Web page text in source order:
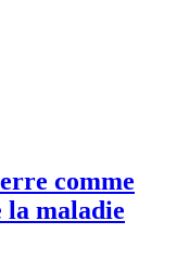
comme
la maladie